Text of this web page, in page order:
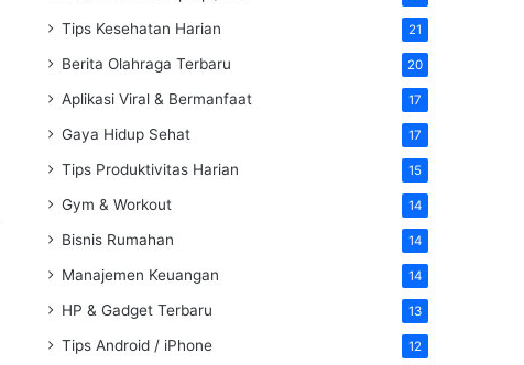
Tips Kesehatan Harian 21
Berita Olahraga Terbaru 20
Aplikasi Viral & Bermanfaat 17
Gaya Hidup Sehat 17
Tips Produktivitas Harian 15
Gym & Workout 14
Bisnis Rumahan 14
Manajemen Keuangan 14
HP & Gadget Terbaru 13
Tips Android / iPhone 12